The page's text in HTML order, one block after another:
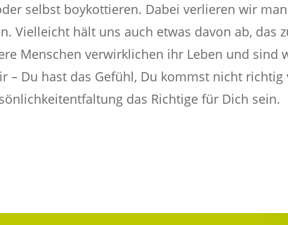
selbst boykottieren. Dabei verlieren wir
Vielleicht hält uns auch etwas davon ab, das
Menschen verwirklichen ihr Leben und sind
– Du hast das Gefühl, Du kommst nicht
das Richtige für Dich sein.